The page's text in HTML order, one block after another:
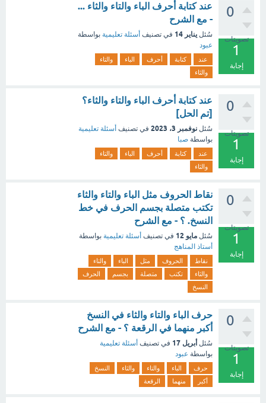
0
تصويتات
1
إجابة
عند كتابة أحرف الباء والتاء والثاء ...
- مع الشرح
سُئل يناير 14 في تصنيف أسئلة تعليمية بواسطة
عبود
عند كتابة أحرف الباء
والتاء
والثاء
0
تصويتات
1
إجابة
عند كتابة أحرف الباء والتاء والثاء؟
[تم الحل]
سُئل نوفمبر 3، 2023 في تصنيف أسئلة تعليمية
بواسطة صبا
عند كتابة أحرف الباء
والتاء
والثاء
0
تصويتات
1
إجابة
نقاط الحروف مثل الباء والتاء والثاء
تكتب متصلة بجسم الحرف في خط
النسخ. ؟ - مع الشرح
سُئل مايو 12 في تصنيف أسئلة تعليمية بواسطة
أستاذ المناهج
نقاط الحروف مثل الباء
والتاء
والثاء
تكتب متصلة بجسم
الحرف
النسخ
0
تصويتات
1
إجابة
حرف الباء والتاء والثاء في النسخ
أكبر منهما في الرقعة ؟ - مع الشرح
سُئل أبريل 17 في تصنيف أسئلة تعليمية
بواسطة عبود
حرف الباء والتاء والثاء
النسخ
أكبر
منهما الرقعة